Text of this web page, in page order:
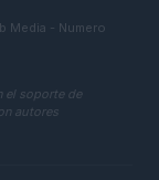
Media - Numero
el soporte de
autores